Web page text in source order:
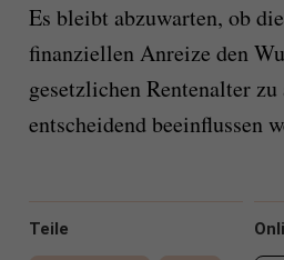
Es bleibt abzuwarten, ob
finanziellen Anreize den
gesetzlichen Rentenalter
entscheidend beeinflussen
Teile